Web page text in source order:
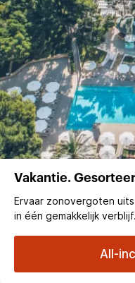
Vakantie.
Ervaar zonovergoten
in één gemakkelijk verblijf.
All-